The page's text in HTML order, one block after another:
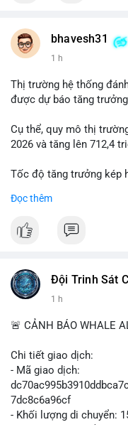
bhavesh31
1 h
Thị trường hệ thống
được dự báo tăng
Cụ thể, quy mô thị
2026 và tăng lên 712,4
Tốc độ tăng trưởng kép
vực công nghệ ô tô xanh.
Đọc thêm
Đội Trinh Sát
1 h
🚨 CẢNH BÁO WHALE
Chi tiết giao dịch:
- Mã giao dịch:
7dc8c6a96cf
- Khối lượng di chuyển: